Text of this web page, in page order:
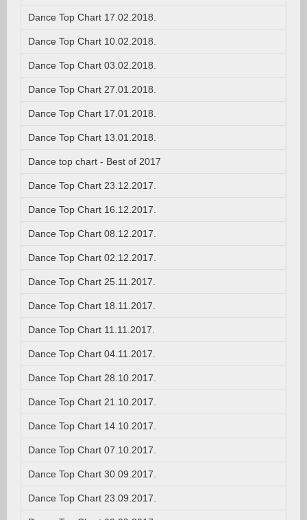
Dance Top Chart 17.02.2018.
Dance Top Chart 10.02.2018.
Dance Top Chart 03.02.2018.
Dance Top Chart 27.01.2018.
Dance Top Chart 17.01.2018.
Dance Top Chart 13.01.2018.
Dance top chart - Best of 2017
Dance Top Chart 23.12.2017.
Dance Top Chart 16.12.2017.
Dance Top Chart 08.12.2017.
Dance Top Chart 02.12.2017.
Dance Top Chart 25.11.2017.
Dance Top Chart 18.11.2017.
Dance Top Chart 11.11.2017.
Dance Top Chart 04.11.2017.
Dance Top Chart 28.10.2017.
Dance Top Chart 21.10.2017.
Dance Top Chart 14.10.2017.
Dance Top Chart 07.10.2017.
Dance Top Chart 30.09.2017.
Dance Top Chart 23.09.2017.